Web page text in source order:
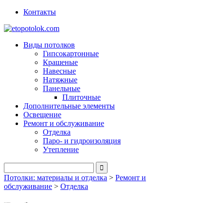
Контакты
Виды потолков
Гипсокартонные
Крашеные
Навесные
Натяжные
Панельные
Плиточные
Дополнительные элементы
Освещение
Ремонт и обслуживание
Отделка
Паро- и гидроизоляция
Утепление
Потолки: материалы и отделка > Ремонт и
обслуживание > Отделка